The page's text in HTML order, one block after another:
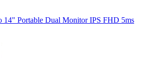
Portable Dual Monitor IPS FHD 5ms